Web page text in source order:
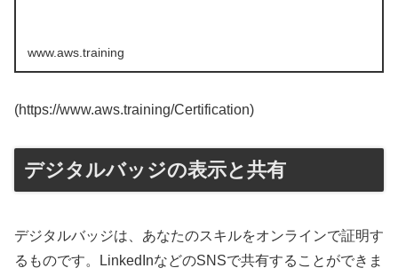
www.aws.training
(https://www.aws.training/Certification)
デジタルバッジの表示と共有
デジタルバッジは、あなたのスキルをオンラインで証明す
るものです。LinkedInなどのSNSで共有することができま